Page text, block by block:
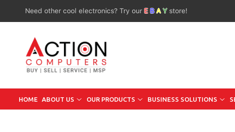
Need other cool electronics? Try our E B A Y store!
HOME ABOUT US OUR PRODUCTS BUSINESS SOLUTIONS